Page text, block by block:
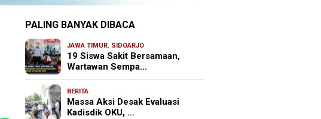
PALING BANYAK DIBACA
JAWA TIMUR, SIDOARJO
19 Siswa Sakit Bersamaan,
Wartawan Sempa…
BERITA
Massa Aksi Desak Evaluasi
Kadisdik OKU, …